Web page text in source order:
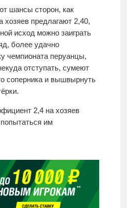
шансы сторон, как
предлагают 2,40,
исход можно заиграть
более удачно
чемпионата перуанцы,
отступать, сумеют
соперника и вышвырнуть
2,4 на хозяев
им